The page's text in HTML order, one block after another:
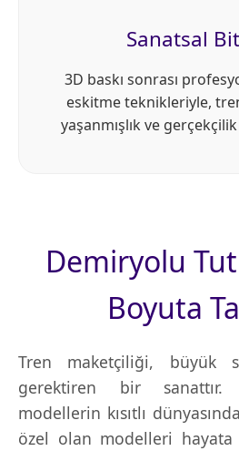
Sanatsal
3D baskı sonrası
eskitme teknikleriyle,
yaşanmışlık ve
Demiryolu
Boyuta
Tren maketçiliği, büyük
gerektiren bir sanattır.
modellerin kısıtlı
özel olan modelleri hayata